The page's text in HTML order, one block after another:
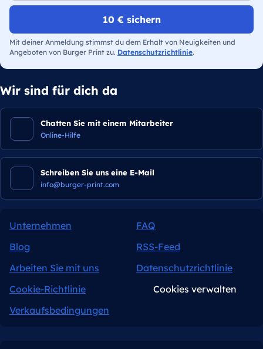
10 € sichern
Mit deiner Anmeldung stimmst du dem Erhalt von Neuigkeiten und
Angeboten von Burger Print zu. Datenschutzrichtlinie.
Wir sind für dich da
Chatten Sie mit einem Mitarbeiter
Online-Hilfe
Schreiben Sie uns eine E-Mail
info@burger-print.com
Unternehmen
FAQ
Blog
RSS-Feed
Arbeiten Sie mit uns
Datenschutzrichtlinie
Cookie-Richtlinie
Cookies verwalten
Verkaufsbedingungen